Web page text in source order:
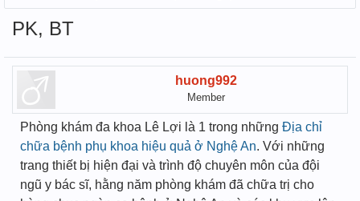
PK, BT
huong992
Member
Phòng khám đa khoa Lê Lợi là 1 trong những Địa chỉ
chữa bệnh phụ khoa hiệu quả ở Nghệ An. Với những
trang thiết bị hiện đại và trình độ chuyên môn của đội
ngũ y bác sĩ, hằng năm phòng khám đã chữa trị cho